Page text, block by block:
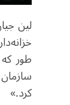
طور
کرد.»